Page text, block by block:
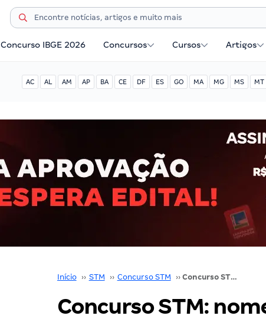
Concurso IBGE 2026 Concursos Cursos Artigos
AC AL AM AP BA CE DF ES GO MA MG MS MT
Início ›› STM ›› Concurso STM ›› Concurso STM: nomeações e novo certame previstos para 2024!
Concurso STM: